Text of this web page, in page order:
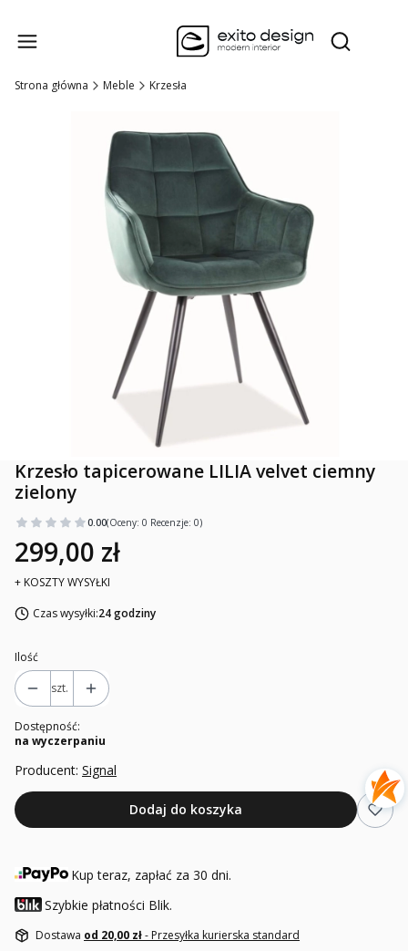
Otwórz
Strona główna Meble Krzesła
Krzesło tapicerowane LILIA velvet ciemny
zielony
0.00(Oceny: 0 Recenzje: 0)
299,00 zł
+ KOSZTY WYSYŁKI
Czas wysyłki:24 godziny
Ilość
szt.
Dostępność:
na wyczerpaniu
Producent: Signal
Dodaj do koszyka
Kup teraz, zapłać za 30 dni.
Szybkie płatności Blik.
Dostawa od 20,00 zł- Przesyłka kurierska standard